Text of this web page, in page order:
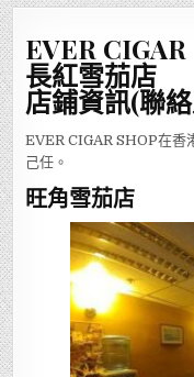
EVER CIGAR
長紅雪茄店
店鋪資訊(聯
EVER CIGAR SHOP在香
己任。
旺角雪茄店